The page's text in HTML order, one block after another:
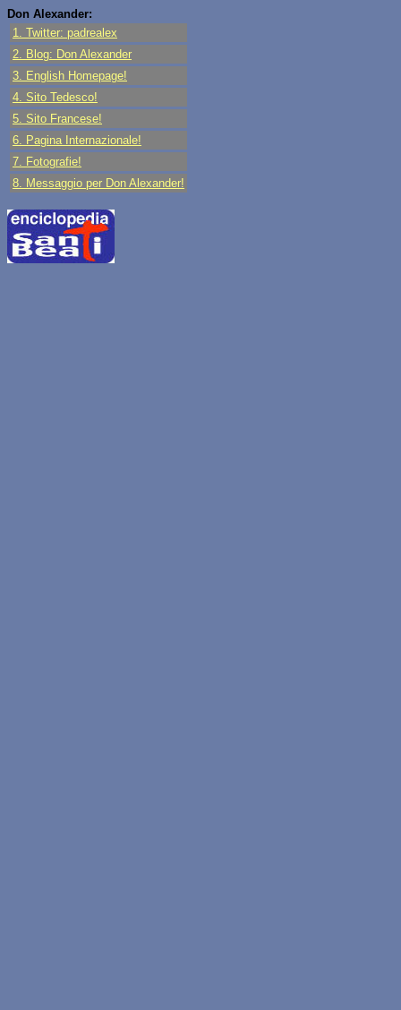
Don Alexander:
1. Twitter: padrealex
2. Blog: Don Alexander
3. English Homepage!
4. Sito Tedesco!
5. Sito Francese!
6. Pagina Internazionale!
7. Fotografie!
8. Messaggio per Don Alexander!